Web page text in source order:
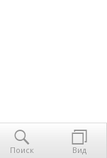
Поиск Вид